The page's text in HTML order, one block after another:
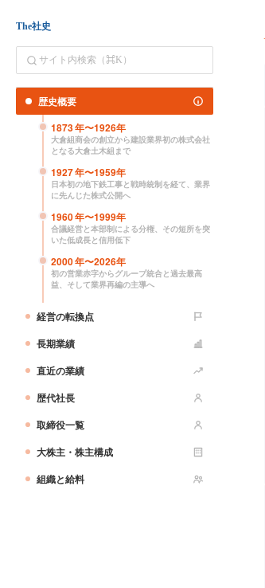
The社史
歴史概要
1873年〜1926年
大倉組商会の創立から建設業界初の株式会社
となる大倉土木組まで
1927年〜1959年
日本初の地下鉄工事と戦時統制を経て、業界
に先んじた株式公開へ
1960年〜1999年
合議経営と本部制による分権、その短所を突
いた低成長と信用低下
2000年〜2026年
初の営業赤字からグループ統合と過去最高
益、そして業界再編の主導へ
経営の転換点
長期業績
直近の業績
歴代社長
取締役一覧
大株主・株主構成
組織と給料